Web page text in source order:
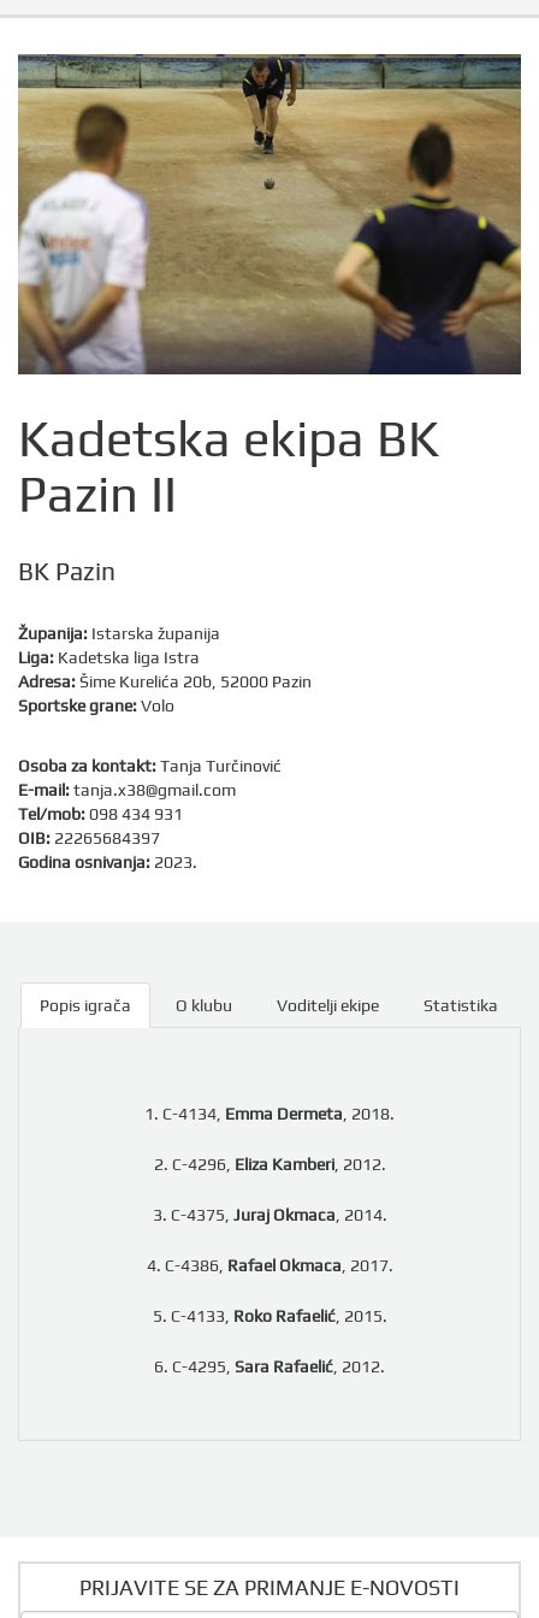
Kadetska ekipa BK
Pazin II
BK Pazin
Županija: Istarska županija
Liga: Kadetska liga Istra
Adresa:Šime Kurelića 20b, 52000 Pazin
Sportske grane:Volo
Osoba za kontakt:Tanja Turčinović
E-mail:tanja.x38@gmail.com
Tel/mob:098 434 931
OIB: 22265684397
Godina osnivanja: 2023.
Popis igrača O klubu Voditelji ekipe Statistika
1. C-4134, Emma Dermeta , 2018.
2. C-4296, Eliza Kamberi, 2012.
3. C-4375, Juraj Okmaca , 2014.
4. C-4386, Rafael Okmaca , 2017.
5. C-4133, Roko Rafaelić, 2015.
6. C-4295, Sara Rafaelić , 2012.
PRIJAVITE SE ZA PRIMANJE E-NOVOSTI